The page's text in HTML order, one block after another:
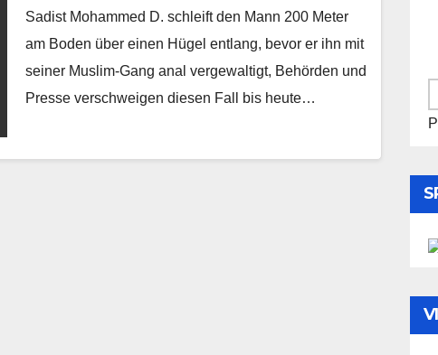
schändet anal
Sadist Mohammed D. schleift den Mann 200 Meter
am Boden über einen Hügel entlang, bevor er ihn mit
seiner Muslim-Gang anal vergewaltigt, Behörden und
Presse verschweigen diesen Fall bis heute…